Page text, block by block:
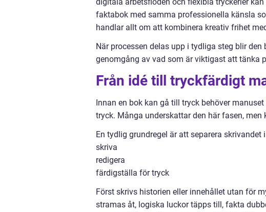
faktabok med samma professionella känsla
handlar allt om att kombinera kreativ frihet
När processen delas upp i tydliga steg blir
genomgång av vad som är viktigast att tänka
Från idé till tryckfärdigt
Innan en bok kan gå till tryck behöver
tryck. Många underskattar den här fasen,
En tydlig grundregel är att separera skrivandet
skriva
redigera
färdigställa för tryck
Först skrivs historien eller innehållet utan för
stramas åt, logiska luckor täpps till, fakta